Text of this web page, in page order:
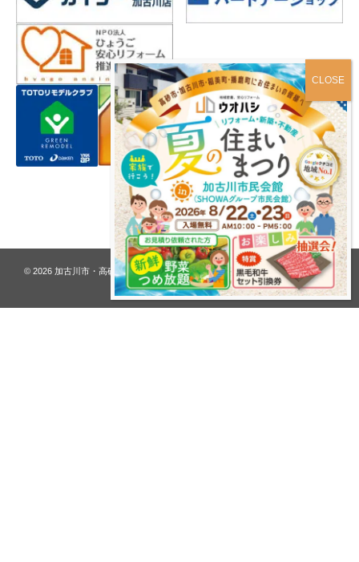
プライバシーポリシー
© 2026 加古川市・高砂市 夢リフォーム ウオハシ – 創業128年の老舗. All rights
reserved.